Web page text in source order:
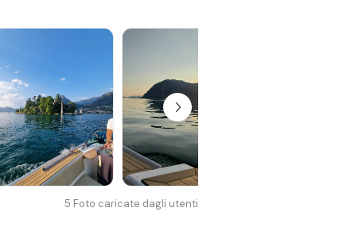
5 Foto caricate dagli utenti